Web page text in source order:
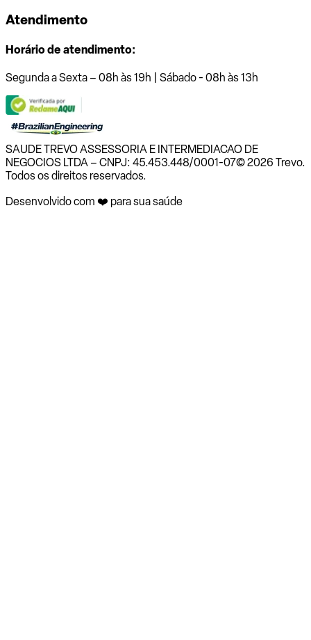
Atendimento
Horário de atendimento:
Segunda a Sexta – 08h às 19h | Sábado - 08h às 13h
SAUDE TREVO ASSESSORIA E INTERMEDIACAO DE
NEGOCIOS LTDA – CNPJ: 45.453.448/0001-07© 2026 Trevo.
Todos os direitos reservados.
Desenvolvido com ❤️ para sua saúde